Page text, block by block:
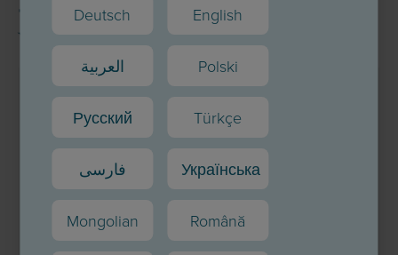
Deutsch English
العربية Polski
Русский Türkçe
فارسی Українська
Mongolian Română
更多主题